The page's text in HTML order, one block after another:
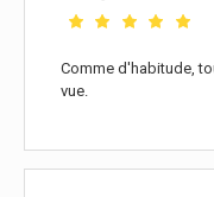
Comme d'habitude,
vue.